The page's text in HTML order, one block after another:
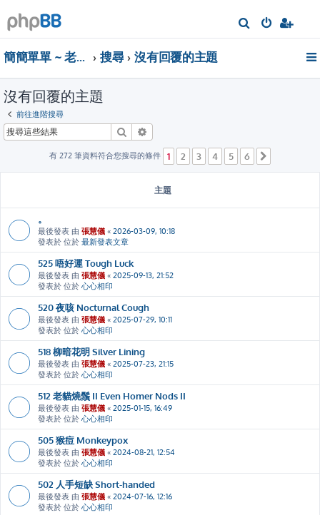
尋
簡簡單單 ~ 老實面對自己‧卸下無謂包袱 搜尋 沒有回覆的主題
沒有回覆的主題
前往進階搜尋
搜尋
有 272 筆資料符合您搜尋的條件 1 2 3 4 5 6
主題
。
最後發表 由 張慧儀 « 2026-03-09, 10:18
發表於 位於 最新發表文章
525 唔好運 Tough Luck
最後發表 由 張慧儀 « 2025-09-13, 21:52
發表於 位於 心心相印
520 夜咳 Nocturnal Cough
最後發表 由 張慧儀 « 2025-07-29, 10:11
發表於 位於 心心相印
518 柳暗花明 Silver Lining
最後發表 由 張慧儀 « 2025-07-23, 21:15
發表於 位於 心心相印
512 老貓燒鬚 II Even Homer Nods II
最後發表 由 張慧儀 « 2025-01-15, 16:49
發表於 位於 心心相印
505 猴痘 Monkeypox
最後發表 由 張慧儀 « 2024-08-21, 12:54
發表於 位於 心心相印
502 人手短缺 Short-handed
最後發表 由 張慧儀 « 2024-07-16, 12:16
發表於 位於 心心相印